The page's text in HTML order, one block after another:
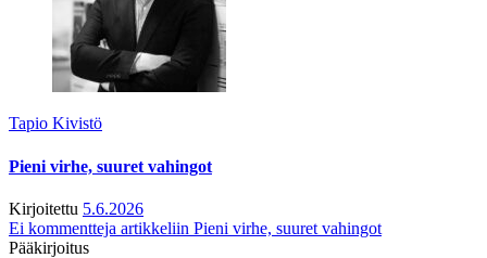
Tapio Kivistö
Pieni virhe, suuret vahingot
Kirjoitettu 5.6.2026
Ei kommentteja artikkeliin Pieni virhe, suuret vahingot
Pääkirjoitus